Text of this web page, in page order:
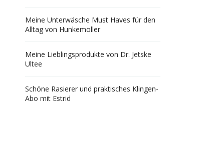
Meine Unterwäsche Must Haves für den
Alltag von Hunkemöller
Meine Lieblingsprodukte von Dr. Jetske
Ultee
Schöne Rasierer und praktisches Klingen-
Abo mit Estrid